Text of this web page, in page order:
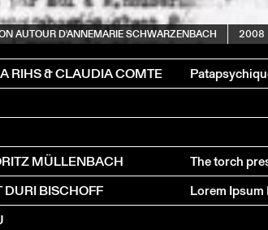
AUTOUR D'ANNEMARIE SCHWARZENBACH 2008
RIHS & CLAUDIA COMTE
MÜLLENBACH
The torch
DURI BISCHOFF